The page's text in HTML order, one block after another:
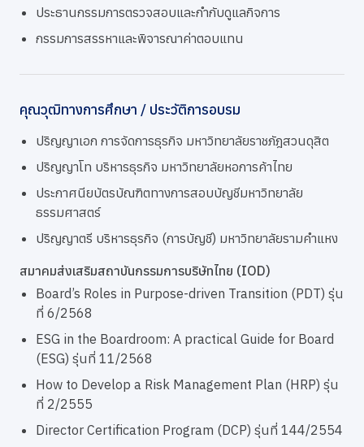
ประธานกรรมการตรวจสอบและกำกับดูแลกิจการ
กรรมการสรรหาและพิจารณาค่าตอบแทน
คุณวุฒิทางการศึกษา / ประวัติการอบรม
ปริญญาเอก การจัดการธุรกิจ มหาวิทยาลัยราชภัฎสวนดุสิต
ปริญญาโท บริหารธุรกิจ มหาวิทยาลัยหอการค้าไทย
ประกาศนียบัตรบัณฑิตทางการสอบบัญชีมหาวิทยาลัย
ธรรมศาสตร์
ปริญญาตรี บริหารธุรกิจ (การบัญชี) มหาวิทยาลัยรามคำแหง
สมาคมส่งเสริมสถาบันกรรมการบริษัทไทย (IOD)
Board’s Roles in Purpose-driven Transition (PDT) รุ่น
ที่ 6/2568
ESG in the Boardroom: A practical Guide for Board
(ESG) รุ่นที่ 11/2568
How to Develop a Risk Management Plan (HRP) รุ่น
ที่ 2/2555
Director Certification Program (DCP) รุ่นที่ 144/2554